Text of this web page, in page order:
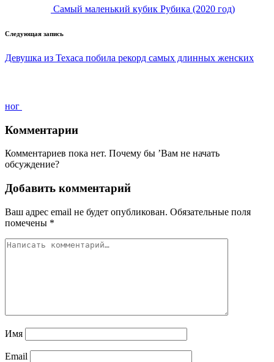
Самый маленький кубик Рубика (2020 год)
Следующая запись
Девушка из Техаса побила рекорд самых длинных женских
ног
Комментарии
Комментариев пока нет. Почему бы ’Вам не начать
обсуждение?
Добавить комментарий
Ваш адрес email не будет опубликован. Обязательные поля
помечены *
Имя
Email